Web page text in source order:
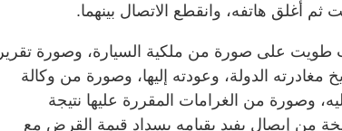
ثم أغلق هاتفه، وانقطع الاتصال بينهما.
طويت على صورة من ملكية السيارة، وصورة تقرير
الدولة، وعودته إليها، وصورة من وكالة
وصورة من الغرامات المقررة عليها نتيجة
من إيصال يفيد بقيامه بسداد قيمة القرض مع